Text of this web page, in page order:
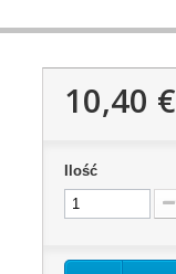
10,40 €
Ilość